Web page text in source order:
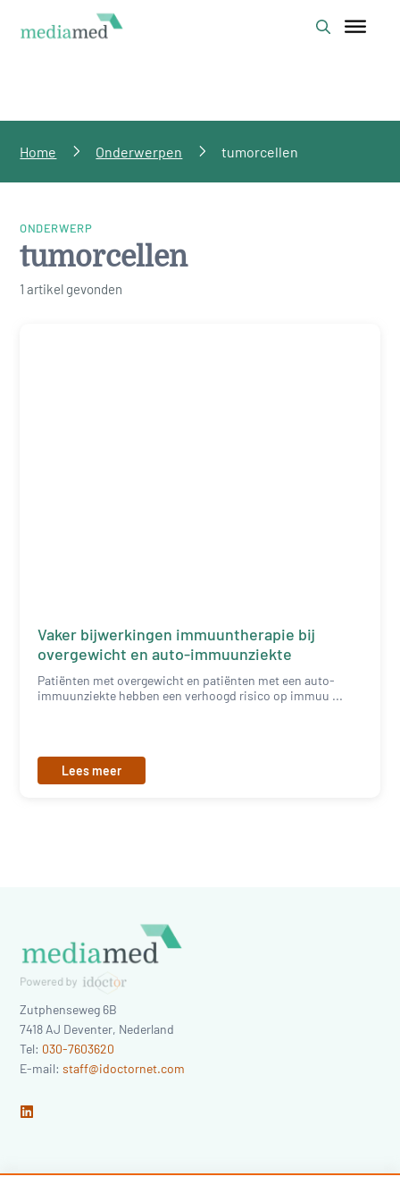
Home Onderwerpen tumorcellen
ONDERWERP
tumorcellen
1 artikel gevonden
Vaker bijwerkingen immuuntherapie bij
overgewicht en auto-immuunziekte
Patiënten met overgewicht en patiënten met een auto-
immuunziekte hebben een verhoogd risico op immuu ...
Lees meer
Zutphenseweg 6B
7418 AJ Deventer, Nederland
Tel: 030-7603620
E-mail:staff@idoctornet.com